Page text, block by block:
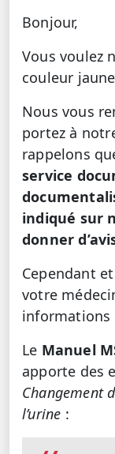
Bonjour,
Vous voulez
couleur
Nous vous
portez à
rappelons
service
indiqué sur
donner
Cependant
votre
informations
Le Manuel
apporte des
Changement
l’urine :